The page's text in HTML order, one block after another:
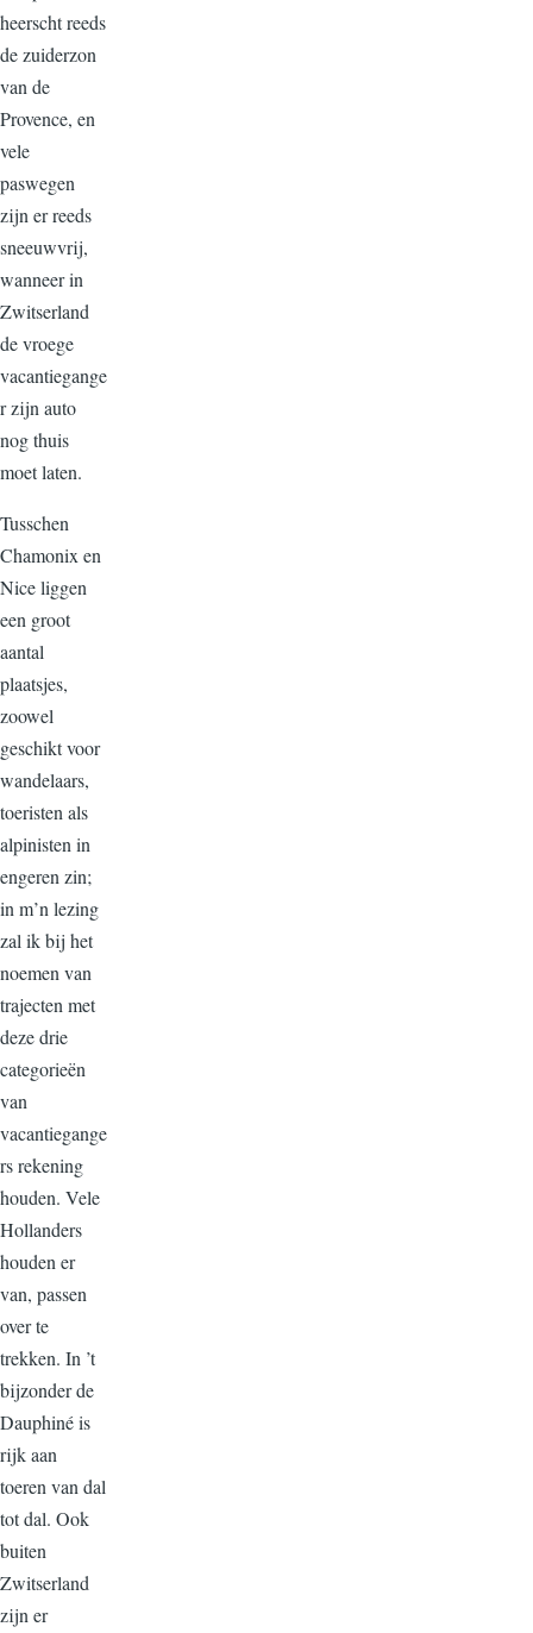
heerscht reeds
de zuiderzon
van de
Provence, en
vele
paswegen
zijn er reeds
sneeuwvrij,
wanneer in
Zwitserland
de vroege
vacantiegange
r zijn auto
nog thuis
moet laten.
Tusschen
Chamonix en
Nice liggen
een groot
aantal
plaatsjes,
zoowel
geschikt voor
wandelaars,
toeristen als
alpinisten in
engeren zin;
in m’n lezing
zal ik bij het
noemen van
trajecten met
deze drie
categorieën
van
vacantiegange
rs rekening
houden. Vele
Hollanders
houden er
van, passen
over te
trekken. In ’t
bijzonder de
Dauphiné is
rijk aan
toeren van dal
tot dal. Ook
buiten
Zwitserland
zijn er